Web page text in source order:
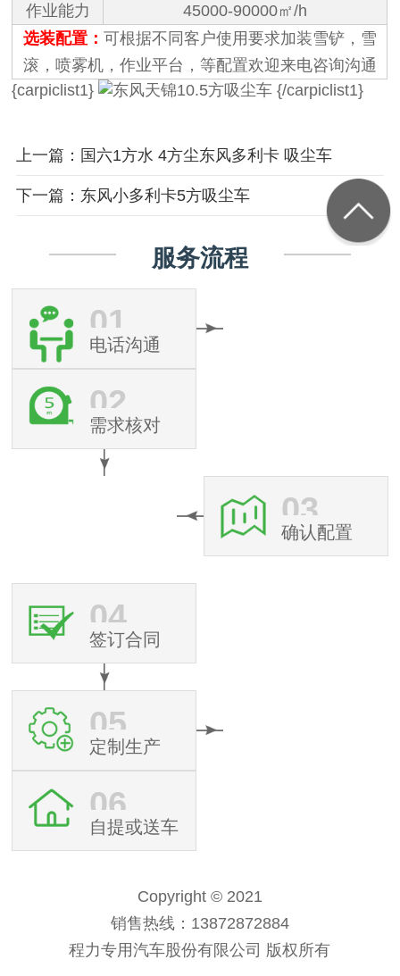
作业能力
45000-90000㎡/h
选装配置： 可根据不同客户使用要求加装雪铲，雪
滚，喷雾机，作业平台，等配置欢迎来电咨询沟通
{carpiclist1}
{/carpiclist1}
上一篇：国六1方水 4方尘东风多利卡 吸尘车
下一篇：东风小多利卡5方吸尘车
服务流程
01
电话沟通
02
需求核对
03
确认配置
04
签订合同
05
定制生产
06
自提或送车
Copyright © 2021
销售热线：13872872884
程力专用汽车股份有限公司 版权所有